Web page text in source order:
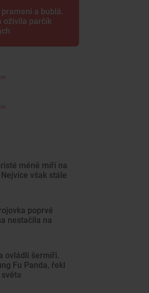
a bublá.
oživila parčík
méně míří na
však stále
poprvé
nestačila na
ovládli šermíři.
Fu Panda, řekl